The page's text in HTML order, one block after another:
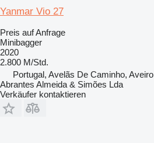
Yanmar Vio 27
Preis auf Anfrage
Minibagger
2020
2.800 M/Std.
Portugal, Avelãs De Caminho, Aveiro
Abrantes Almeida & Simões Lda
Verkäufer kontaktieren